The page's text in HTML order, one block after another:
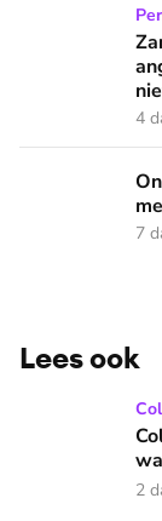
Zangeres
4
Onzeker over
7
Lees ook
Columnist
2